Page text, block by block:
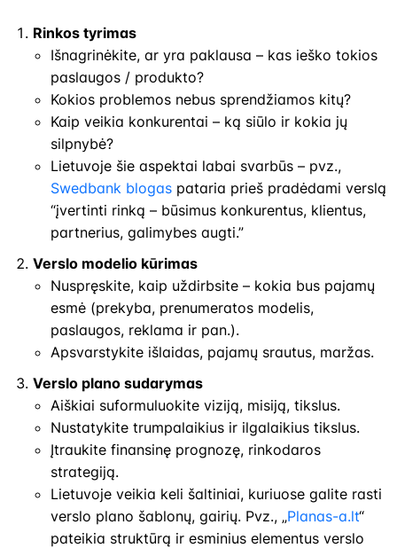
Rinkos tyrimas
Išnagrinėkite, ar yra paklausa – kas ieško tokios
paslaugos / produkto?
Kokios problemos nebus sprendžiamos kitų?
Kaip veikia konkurentai – ką siūlo ir kokia jų
silpnybė?
Lietuvoje šie aspektai labai svarbūs – pvz.,
Swedbank blogas pataria prieš pradėdami verslą
“įvertinti rinką – būsimus konkurentus, klientus,
partnerius, galimybes augti.”
Verslo modelio kūrimas
Nuspręskite, kaip uždirbsite – kokia bus pajamų
esmė (prekyba, prenumeratos modelis,
paslaugos, reklama ir pan.).
Apsvarstykite išlaidas, pajamų srautus, maržas.
Verslo plano sudarymas
Aiškiai suformuluokite viziją, misiją, tikslus.
Nustatykite trumpalaikius ir ilgalaikius tikslus.
Įtraukite finansinę prognozę, rinkodaros
strategiją.
Lietuvoje veikia keli šaltiniai, kuriuose galite rasti
verslo plano šablonų, gairių. Pvz., „Planas-a.lt“
pateikia struktūrą ir esminius elementus verslo